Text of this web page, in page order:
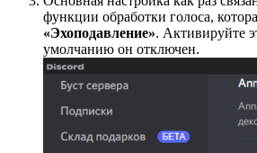
функции обработки голоса,
«Эхоподавление». Активируйте
умолчанию он отключен.